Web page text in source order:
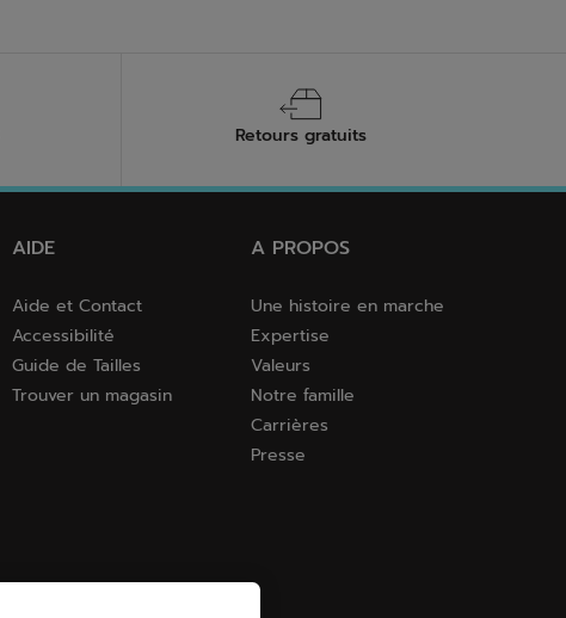
Retours gratuits
AIDE
Aide et Contact
Accessibilité
Guide de Tailles
Trouver un magasin
A PROPOS
Une histoire en marche
Expertise
Valeurs
Notre famille
Carrières
Presse